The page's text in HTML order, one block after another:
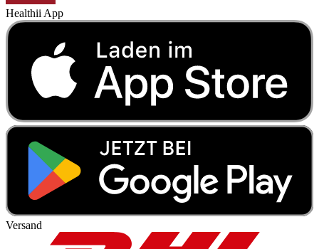
Healthii App
Versand